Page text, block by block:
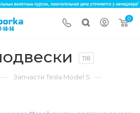
0
118
— Запчасти Tesla Model S —